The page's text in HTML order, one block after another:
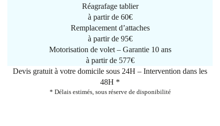
Réagrafage tablier
à partir de 60€
Remplacement d’attaches
à partir de 95€
Motorisation de volet – Garantie 10 ans
à partir de 577€
Devis gratuit à votre domicile sous 24H – Intervention dans les
48H *
* Délais estimés, sous réserve de disponibilité